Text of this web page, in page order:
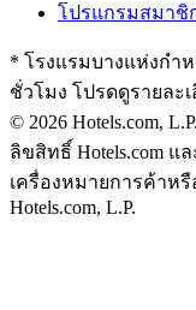
โปรแกรมสมาชิก
* โรงแรมบางแห่งกำ
ชั่วโมง โปรดดูรายละ
© 2026 Hotels.com,
ลิขสิทธิ์ Hotels.com แ
เครื่องหมายการค้าห
Hotels.com, L.P.